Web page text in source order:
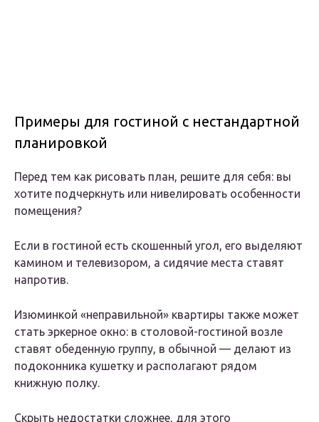
Примеры для гостиной с нестандартной
планировкой
Перед тем как рисовать план, решите для себя: вы
хотите подчеркнуть или нивелировать особенности
помещения?
Если в гостиной есть скошенный угол, его выделяют
камином и телевизором, а сидячие места ставят
напротив.
Изюминкой «неправильной» квартиры также может
стать эркерное окно: в столовой-гостиной возле
ставят обеденную группу, в обычной — делают из
подоконника кушетку и располагают рядом
книжную полку.
Скрыть недостатки сложнее, для этого